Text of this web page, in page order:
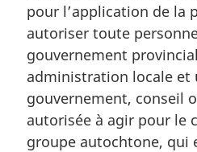
g
i
n
a
e
:
pour l’application de la
autoriser toute
gouvernement
administration locale
gouvernement, conseil
autorisée à agir pour le
groupe autochtone, qui